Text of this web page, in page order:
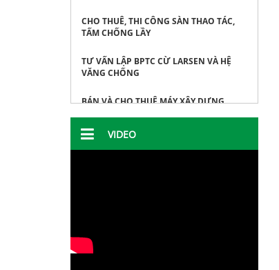
CHO THUÊ, THI CÔNG SÀN THAO TÁC,
TẤM CHỐNG LẦY
TƯ VẤN LẬP BPTC CỪ LARSEN VÀ HỆ
VĂNG CHỐNG
BÁN VÀ CHO THUÊ MÁY XÂY DỰNG
VIDEO